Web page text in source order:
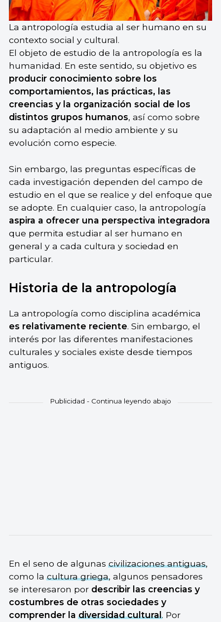
La antropología estudia al ser humano en su
contexto social y cultural.
El objeto de estudio de la antropología es la
humanidad. En este sentido, su objetivo es
producir conocimiento sobre los
comportamientos, las prácticas, las
creencias y la organización social de los
distintos grupos humanos, así como sobre
su adaptación al medio ambiente y su
evolución como especie.
Sin embargo, las preguntas específicas de
cada investigación dependen del campo de
estudio en el que se realice y del enfoque que
se adopte. En cualquier caso, la antropología
aspira a ofrecer una perspectiva integradora
que permita estudiar al ser humano en
general y a cada cultura y sociedad en
particular.
Historia de la antropología
La antropología como disciplina académica
es relativamente reciente. Sin embargo, el
interés por las diferentes manifestaciones
culturales y sociales existe desde tiempos
antiguos.
En el seno de algunascivilizaciones antiguas,
como lacultura griega, algunos pensadores
se interesaron por describir las creencias y
costumbres de otras sociedades y
comprender ladiversidad cultural. Por